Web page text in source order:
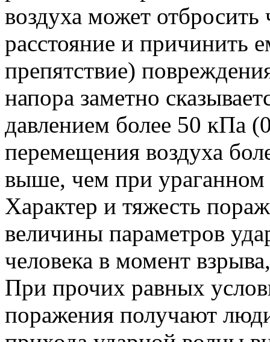
воздуха может отбросить
расстояние и причинить
препятствие)
напора заметно
давлением более 50 кПа
перемещения воздуха
выше, чем при ураганном
Характер и тяжесть
величины параметров
человека в момент
При прочих равных
поражения получают